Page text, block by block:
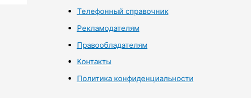
Телефонный справочник
Рекламодателям
Правообладателям
Контакты
Политика конфиденциальности